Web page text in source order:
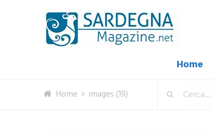
Home
Home images (19)